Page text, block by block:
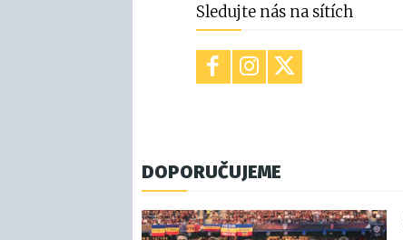
Sledujte nás na sítích
DOPORUČUJEME